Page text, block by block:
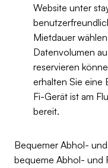
Website unter
Mietdauer
Datenvolumen
reservieren
erhalten Sie eine
Fi-Gerät ist am
bereit.
Bequemer Abhol-
bequeme Abhol- und